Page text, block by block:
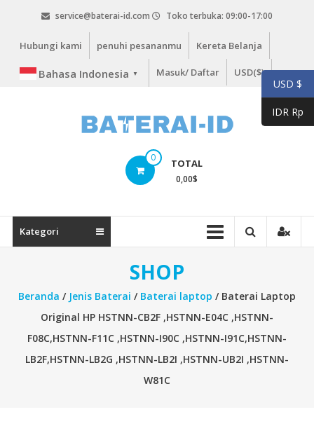
service@baterai-id.com Toko terbuka: 09:00-17:00
Hubungi kami penuhi pesananmu Kereta Belanja
Bahasa Indonesia ▼ Masuk/ Daftar USD($)
id.com
0 TOTAL
0,00$
Kategori
SHOP
Beranda / Jenis Baterai / Baterai laptop / Baterai Laptop
Original HP HSTNN-CB2F ,HSTNN-E04C ,HSTNN-
F08C,HSTNN-F11C ,HSTNN-I90C ,HSTNN-I91C,HSTNN-
LB2F,HSTNN-LB2G ,HSTNN-LB2I ,HSTNN-UB2I ,HSTNN-
W81C
USD $
IDR Rp